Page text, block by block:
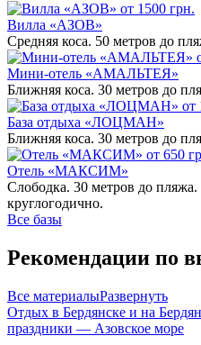
от 1500 грн.
Вилла «АЗОВ»
Средняя коса. 50 метров до
Мини-отель «АМАЛЬТЕЯ»
Ближняя коса. 30 метров до
от
База отдыха «ЛОЦМАН»
Ближняя коса. 30 метров до
от 650
Отель «МАКСИМ»
Слободка. 30 метров до пляжа.
круглогодично.
Все базы
Рекомендации по
Все материалыРазвернуть
Отдых в Бердянске и на
праздники — Азовское море